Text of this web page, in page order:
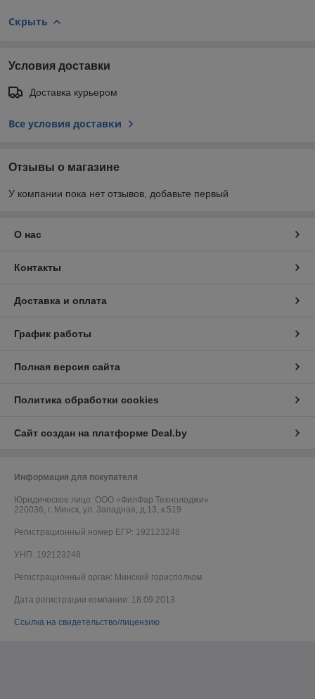
Скрыть
Условия доставки
Доставка курьером
Все условия доставки
Отзывы о магазине
У компании пока нет отзывов, добавьте первый
О нас
Контакты
Доставка и оплата
График работы
Полная версия сайта
Политика обработки cookies
Сайт создан на платформе Deal.by
Информация для покупателя
Юридическое лицо: ООО «ФилФар Технолоджи»
220036, г. Минск, ул. Западная, д.13, к.519
Регистрационный номер ЕГР: 192123248
УНП: 192123248
Регистрационный орган: Минский горисполком
Дата регистрации компании: 18.09.2013
Ссылка на свидетельство/лицензию